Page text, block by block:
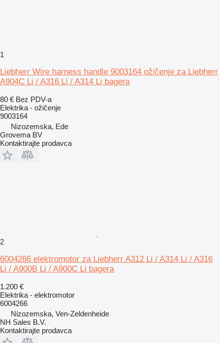
1
Liebherr Wire harness handle 9003164 ožičenje za Liebherr
A904C Li / A316 Li / A314 Li bagera
80 € Bez PDV-a
Elektrika - ožičenje
9003164
Nizozemska, Ede
Grovema BV
Kontaktirajte prodavca
2
6004266 elektromotor za Liebherr A312 Li / A314 Li / A316
Li / A900B Li / A900C Li bagera
1.200 €
Elektrika - elektromotor
6004266
Nizozemska, Ven-Zeldenheide
NH Sales B.V.
Kontaktirajte prodavca